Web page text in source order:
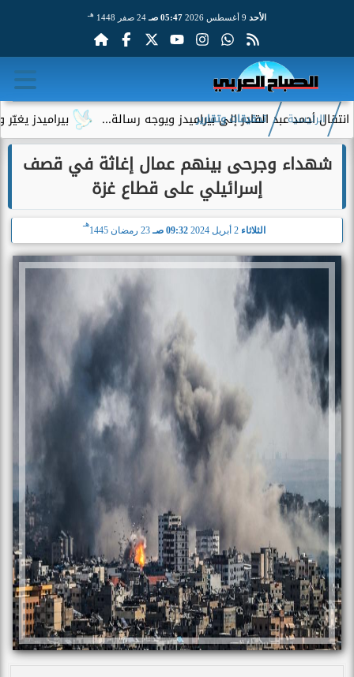
الأحد 05:47 صـ 24 صفر 1448 هـ
بيراميدز يغيّر وجهته القادر إلى بيراميدز ويوجه رسالة...
الرئيسية تحقيقات وتقارير
شهداء وجرحى بينهم عمال إغاثة في قصف
إسرائيلي على قطاع غزة
الثلاثاء 2 أبريل 2024 09:32 صـ 23 رمضان 1445
هـ